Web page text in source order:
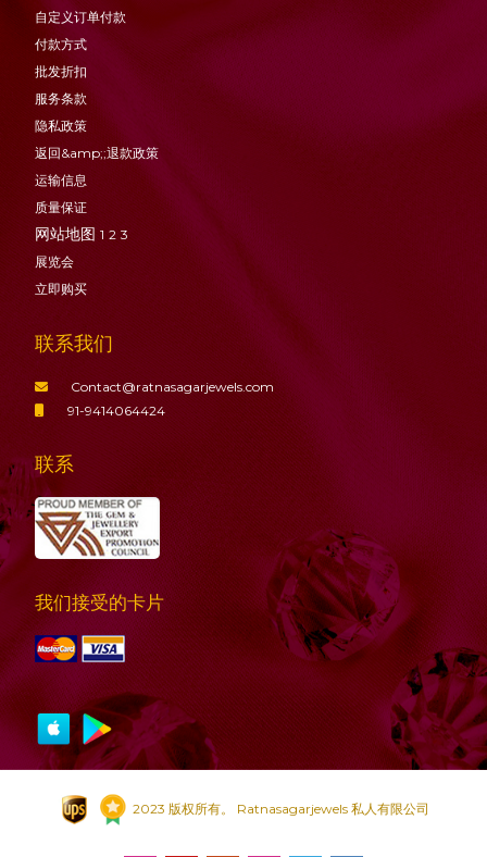
自定义订单付款
付款方式
批发折扣
服务条款
隐私政策
返回&amp;;退款政策
运输信息
质量保证
网站地图 1 2 3
展览会
立即购买
联系我们
Contact@ratnasagarjewels.com
91-9414064424
联系
我们接受的卡片
2023 版权所有。 Ratnasagarjewels 私人有限公司